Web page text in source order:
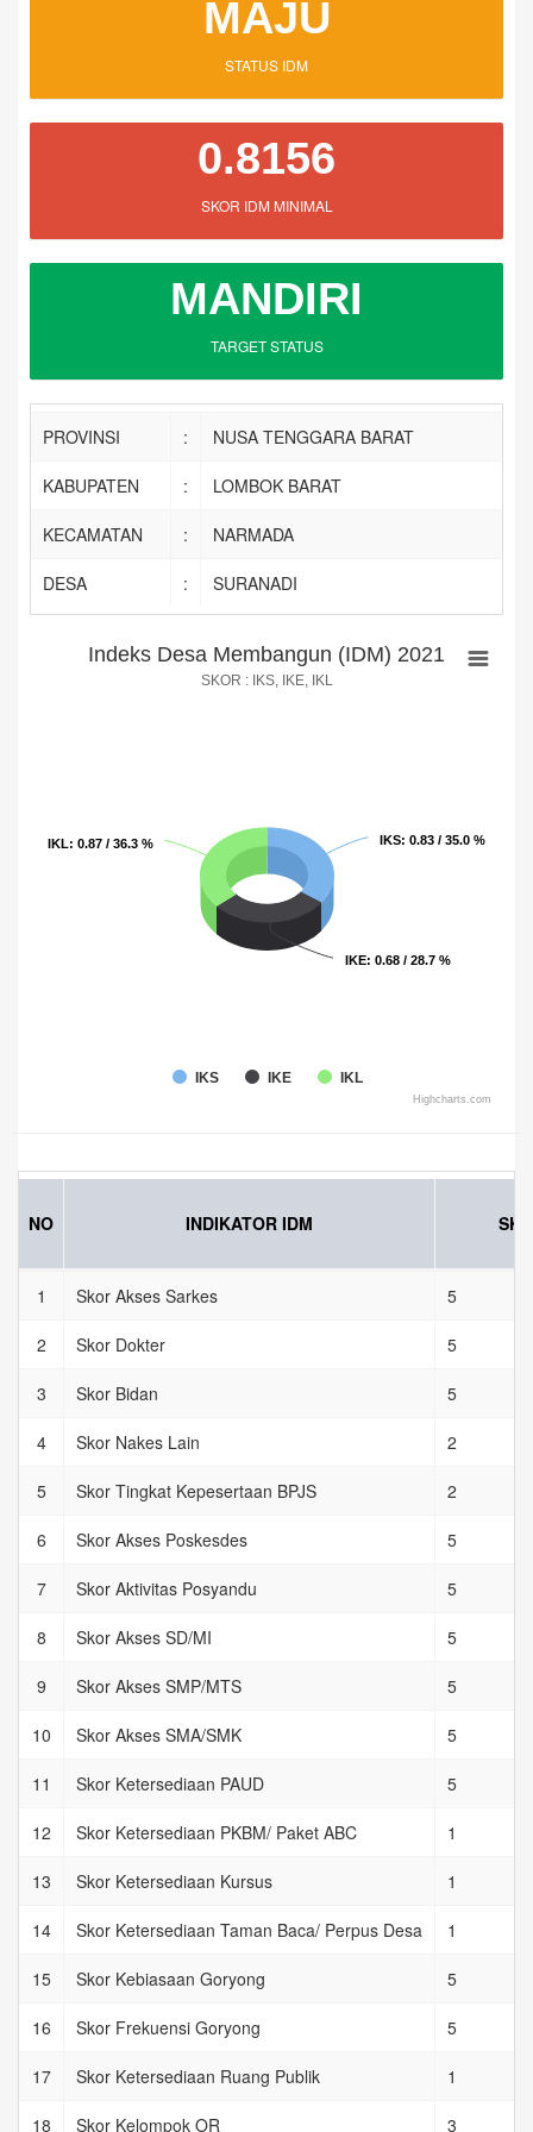
MAJU
STATUS IDM
0.8156
SKOR IDM MINIMAL
MANDIRI
TARGET STATUS
PROVINSI : NUSA TENGGARA BARAT
KABUPATEN : LOMBOK BARAT
KECAMATAN : NARMADA
DESA : SURANADI
Indeks Desa Membangun (IDM) 2021
Indeks Desa Membangun (IDM) 2021
SKOR : IKS, IKE, IKL
IKS: 0.83 / 35.0 %
IKS: 0.83 / 35.0 %
IKE: 0.68 / 28.7 %
IKE: 0.68 / 28.7 %
IKL: 0.87 / 36.3 %
IKL: 0.87 / 36.3 %
IKS IKE IKL
Highcharts.com
NO INDIKATOR IDM
1 Skor Akses Sarkes 5
2 Skor Dokter 5
3 Skor Bidan 5
4 Skor Nakes Lain 2
5 Skor Tingkat Kepesertaan BPJS 2
6 Skor Akses Poskesdes 5
7 Skor Aktivitas Posyandu 5
8 Skor Akses SD/MI 5
9 Skor Akses SMP/MTS 5
10 Skor Akses SMA/SMK 5
11 Skor Ketersediaan PAUD 5
12 Skor Ketersediaan PKBM/ Paket ABC 1
13 Skor Ketersediaan Kursus 1
14 Skor Ketersediaan Taman Baca/ Perpus Desa 1
15 Skor Kebiasaan Goryong 5
16 Skor Frekuensi Goryong 5
17 Skor Ketersediaan Ruang Publik 1
18 Skor Kelompok OR 3